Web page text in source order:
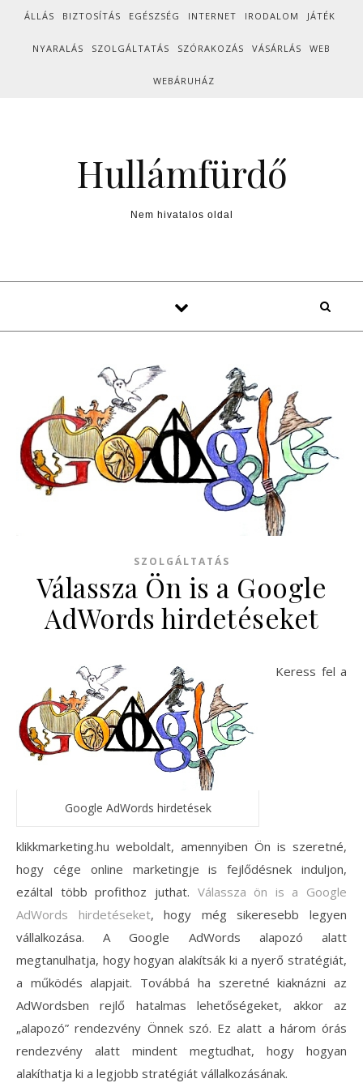
Skip to content
ÁLLÁS BIZTOSÍTÁS EGÉSZSÉG INTERNET IRODALOM JÁTÉK
NYARALÁS SZOLGÁLTATÁS SZÓRAKOZÁS VÁSÁRLÁS WEB
WEBÁRUHÁZ
Hullámfürdő
Nem hivatalos oldal
SZOLGÁLTATÁS
Válassza Ön is a Google
AdWords hirdetéseket
Google AdWords hirdetések
Keress fel a
klikkmarketing.hu weboldalt, amennyiben Ön is szeretné,
hogy cége online marketingje is fejlődésnek induljon,
ezáltal több profithoz juthat. Válassza ön is a Google
AdWords hirdetéseket, hogy még sikeresebb legyen
vállalkozása. A Google AdWords alapozó alatt
megtanulhatja, hogy hogyan alakítsák ki a nyerő stratégiát,
a működés alapjait. Továbbá ha szeretné kiaknázni az
AdWordsben rejlő hatalmas lehetőségeket, akkor az
„alapozó” rendezvény Önnek szó. Ez alatt a három órás
rendezvény alatt mindent megtudhat, hogy hogyan
alakíthatja ki a legjobb stratégiát vállalkozásának.